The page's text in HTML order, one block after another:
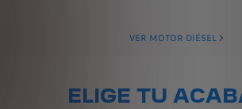
VER MOTOR DIÉSEL
ELIGE TU